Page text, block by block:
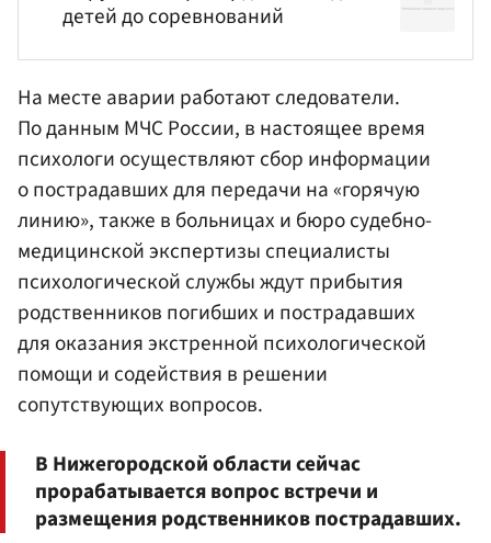
детей до соревнований
На месте аварии работают следователи.
По данным МЧС России, в настоящее время
психологи осуществляют сбор информации
о пострадавших для передачи на «горячую
линию», также в больницах и бюро судебно-
медицинской экспертизы специалисты
психологической службы ждут прибытия
родственников погибших и пострадавших
для оказания экстренной психологической
помощи и содействия в решении
сопутствующих вопросов.
В Нижегородской области сейчас
прорабатывается вопрос встречи и
размещения родственников пострадавших.